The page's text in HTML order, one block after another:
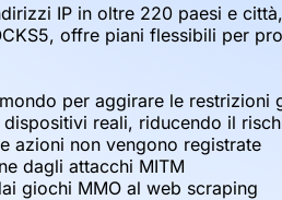
IP in oltre 220 paesi e
offre piani flessibili per
per aggirare le restrizioni
reali, riducendo il
azioni non vengono registrate
dagli attacchi MITM
giochi MMO al web scraping